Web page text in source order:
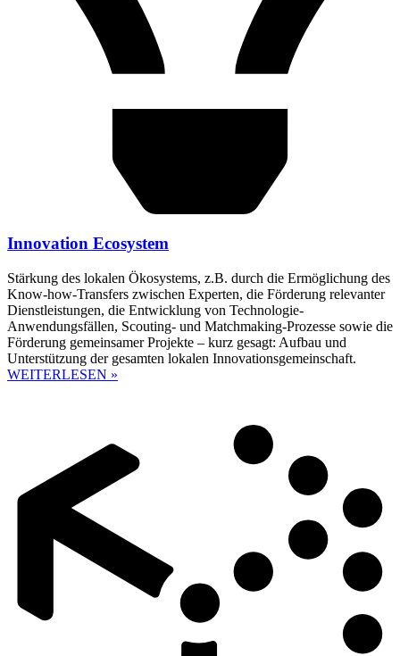
Innovation Ecosystem
Stärkung des lokalen Ökosystems, z.B. durch die Ermöglichung des
Know-how-Transfers zwischen Experten, die Förderung relevanter
Dienstleistungen, die Entwicklung von Technologie-
Anwendungsfällen, Scouting- und Matchmaking-Prozesse sowie die
Förderung gemeinsamer Projekte – kurz gesagt: Aufbau und
Unterstützung der gesamten lokalen Innovationsgemeinschaft.
WEITERLESEN »